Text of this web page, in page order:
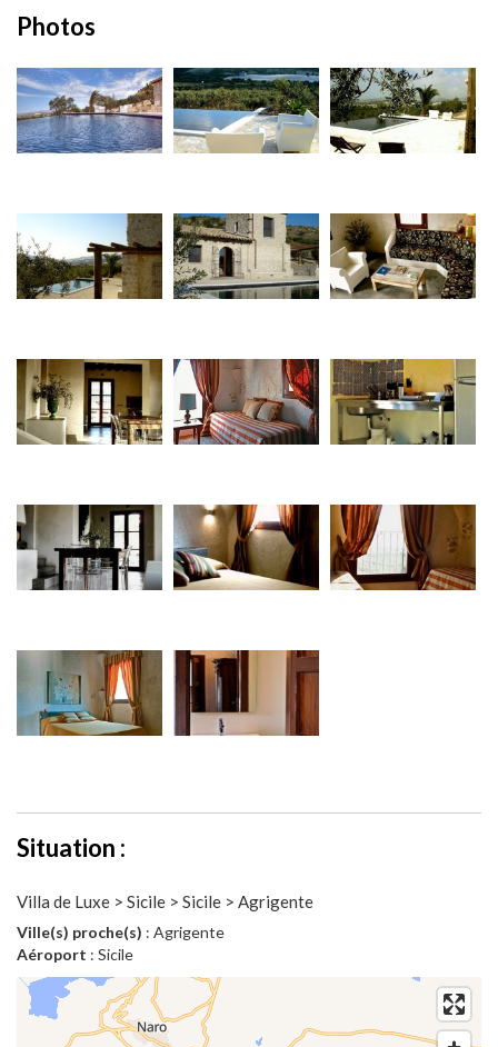
Photos
Situation :
Villa de Luxe > Sicile > Sicile > Agrigente
Ville(s) proche(s) : Agrigente
Aéroport : Sicile